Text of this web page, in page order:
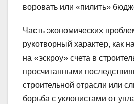
воровать или «пилить»
Часть экономических
рукотворный характер, как
на «эскроу» счета в
просчитанными
строительной отрасли или
борьба с уклонистами от